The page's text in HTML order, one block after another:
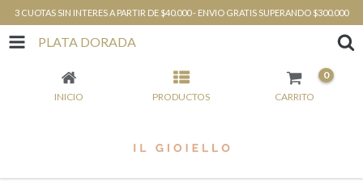
3 CUOTAS SIN INTERES A PARTIR DE $40.000 - ENVIO GRATIS SUPERANDO $300.000
PLATA DORADA
INICIO PRODUCTOS CARRITO
0